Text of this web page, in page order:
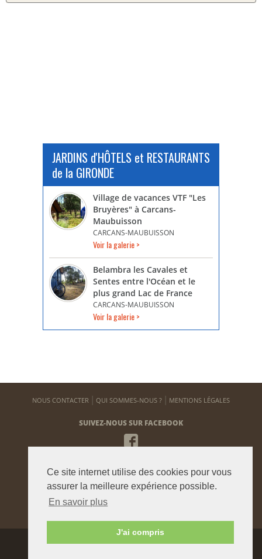
Ce site internet utilise des cookies pour vous
assurer la meilleure expérience possible.
En savoir plus
J'ai compris
JARDINS d'HÔTELS et RESTAURANTS
de la GIRONDE
Village de vacances VTF "Les
Bruyères" à Carcans-
Maubuisson
CARCANS-MAUBUISSON
Voir la galerie >
Belambra les Cavales et
Sentes entre l'Océan et le
plus grand Lac de France
CARCANS-MAUBUISSON
Voir la galerie >
NOUS CONTACTER QUI SOMMES-NOUS ? MENTIONS LÉGALES
SUIVEZ-NOUS SUR FACEBOOK
NEWSLETTER
Pour vous tenir informé de notre actualité
Agence graphique:Westango